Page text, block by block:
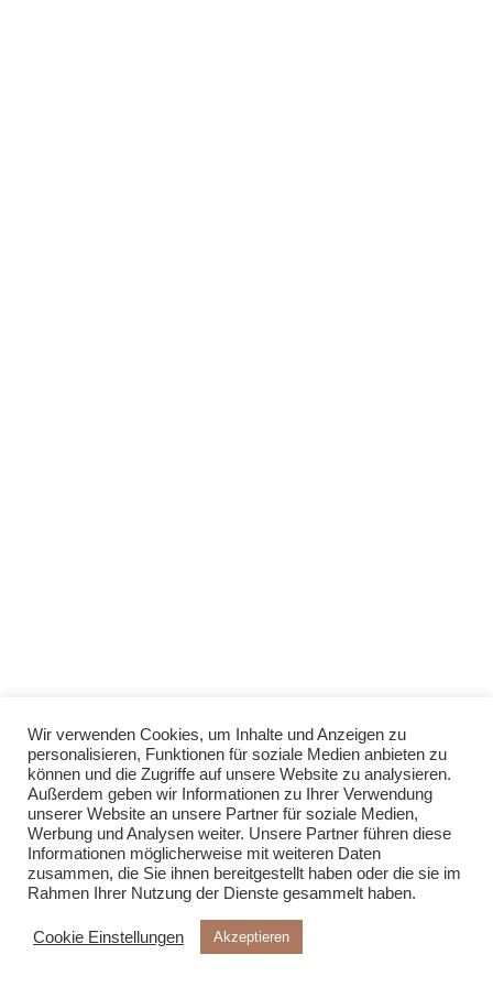
Wir verwenden Cookies, um Inhalte und Anzeigen zu
personalisieren, Funktionen für soziale Medien anbieten zu
können und die Zugriffe auf unsere Website zu analysieren.
Außerdem geben wir Informationen zu Ihrer Verwendung
unserer Website an unsere Partner für soziale Medien,
Werbung und Analysen weiter. Unsere Partner führen diese
Informationen möglicherweise mit weiteren Daten
zusammen, die Sie ihnen bereitgestellt haben oder die sie im
Rahmen Ihrer Nutzung der Dienste gesammelt haben.
Cookie Einstellungen Akzeptieren